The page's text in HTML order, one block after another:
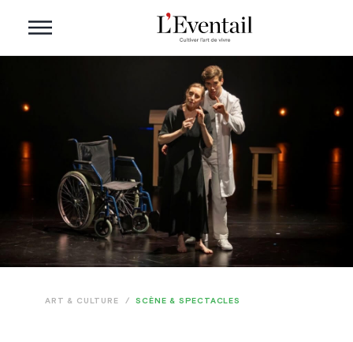
ART & CULTURE / SCÈNE & SPECTACLES